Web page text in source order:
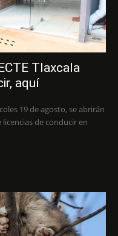
Tlaxcala
aquí
19 de agosto, se abrirán
de conducir en